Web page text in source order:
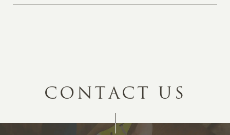
CONTACT US